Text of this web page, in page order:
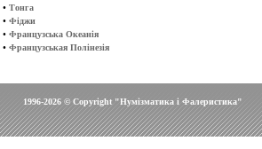
• Тонга
• Фіджи
• Французська Океанія
• Французськая Полінезія
1996-2026 © Copyright "Нумізматика і Фалеристика"